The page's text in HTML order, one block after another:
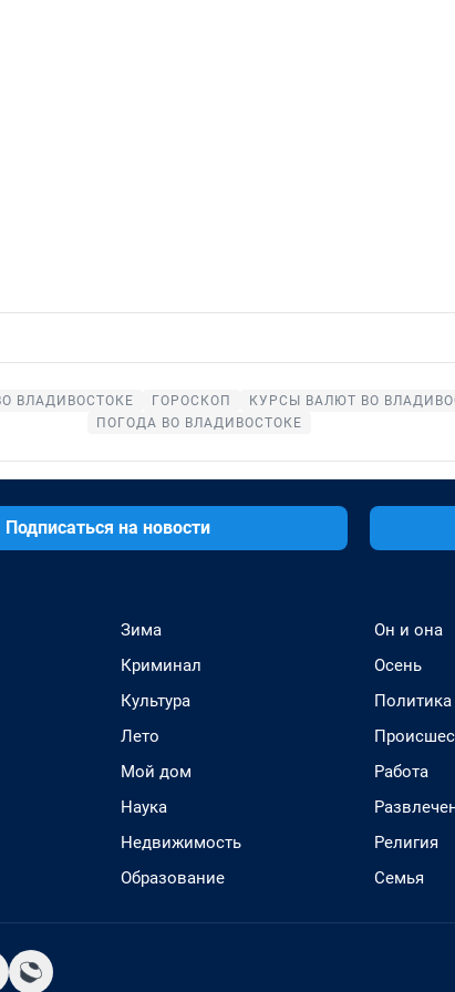
ВЛАДИВОСТОКЕ ГОРОСКОП КУРСЫ ВАЛЮТ ВО
ПОГОДА ВО ВЛАДИВОСТОКЕ
Подписаться на новости
Зима
Криминал
Культура
Лето
Мой дом
Наука
Недвижимость
Образование
Он и она
Осень
Политика
Работа
Религия
Семья